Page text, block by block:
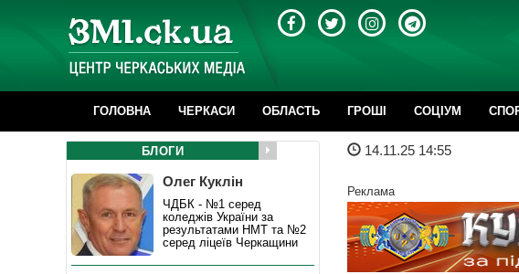
ГОЛОВНА ЧЕРКАСИ ОБЛАСТЬ ГРОШІ CОЦІУМ
14.11.25 14:55
Реклама
БЛОГИ
Олег Куклін
ЧДБК - №1 серед
коледжів України за
результатами НМТ та №2
серед ліцеїв Черкащини